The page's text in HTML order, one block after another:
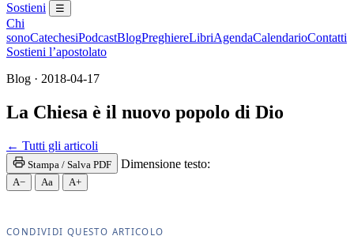
Sostieni ☰
Chi
sonoCatechesiPodcastBlogPreghiereLibriAgendaCalendarioContatti
Sostieni l’apostolato
Blog · 2018-04-17
La Chiesa è il nuovo popolo di Dio
← Tutti gli articoli
Stampa / Salva PDF Dimensione testo:
A− Aa A+
CONDIVIDI QUESTO ARTICOLO